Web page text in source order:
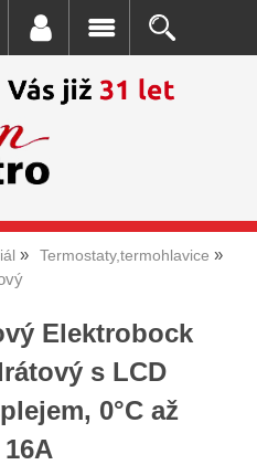
Termostaty,termohlavice
Elektrobock
s LCD
0°C až